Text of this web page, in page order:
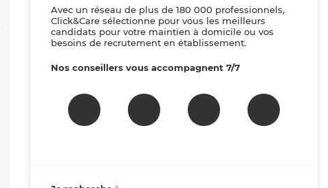
Avec un réseau de plus de 180 000 professionnels,
Click&Care sélectionne pour vous les meilleurs
candidats pour votre maintien à domicile ou vos
besoins de recrutement en établissement.
Nos conseillers vous accompagnent 7/7